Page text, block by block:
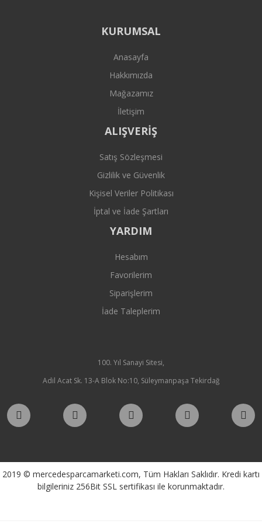
KURUMSAL
Anasayfa
Hakkımızda
Mağazamız
İletişim
ALIŞVERİŞ
Satış Sözleşmesi
Gizlilik ve Güvenlik
Kişisel Veriler Politikası
İptal ve İade Şartları
YARDIM
Hesabım
Favorilerim
Siparişlerim
İade Taleplerim
100. Yıl Sanayi Sitesi,
Adil Acat Sk. 13-A Blok No:10, Süleymanpaşa Tekirdağ
2019 © mercedesparcamarketi.com, Tüm Hakları Saklıdır. Kredi kartı
bilgileriniz 256Bit SSL sertifikası ile korunmaktadır.